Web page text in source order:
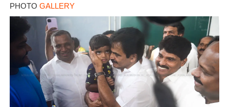
PHOTO GALLERY